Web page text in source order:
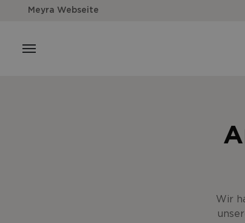
Meyra Webseite
Wir